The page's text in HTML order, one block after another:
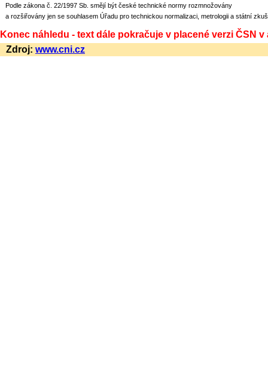
Podle zákona č. 22/1997 Sb. smějí být české technické normy rozmnožovány
a rozšiřovány jen se souhlasem Úřadu pro technickou normalizaci, metrologii a státní
Konec náhledu - text dále pokračuje v placené verzi ČSN
Zdroj: www.cni.cz